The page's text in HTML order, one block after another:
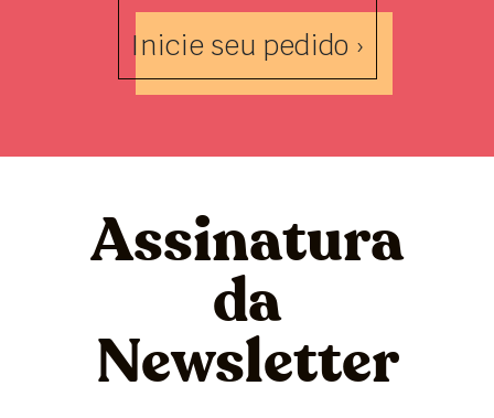
Inicie seu pedido ›
Assinatura
da
Newsletter